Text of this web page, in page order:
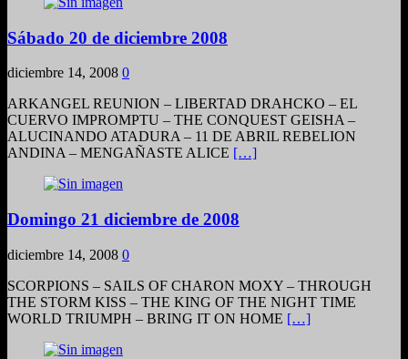
Sábado 20 de diciembre 2008
diciembre 14, 2008 0
ARKANGEL REUNION – LIBERTAD DRAHCKO – EL
CUERVO IMPROMPTU – THE CONQUEST GEISHA –
ALUCINANDO ATADURA – 11 DE ABRIL REBELION
ANDINA – MENGAÑASTE ALICE […]
Domingo 21 diciembre de 2008
diciembre 14, 2008 0
SCORPIONS – SAILS OF CHARON MOXY – THROUGH
THE STORM KISS – THE KING OF THE NIGHT TIME
WORLD TRIUMPH – BRING IT ON HOME […]